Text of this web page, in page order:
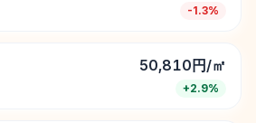
-1.3%
50,810円/㎡
+2.9%